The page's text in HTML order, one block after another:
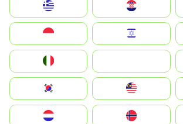
Magyarország
South Korea